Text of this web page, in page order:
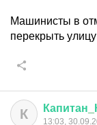
Машинисты в
перекрыть
К Капитан
13:03,